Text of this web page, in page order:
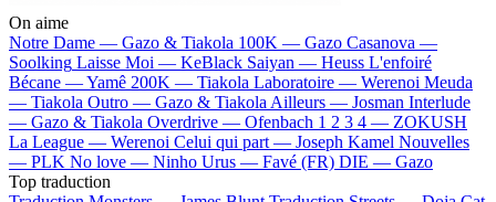
On aime
Notre Dame — Gazo & Tiakola 100K — Gazo Casanova —
Soolking Laisse Moi — KeBlack Saiyan — Heuss L'enfoiré
Bécane —Yamê 200K — Tiakola Laboratoire — Werenoi Meuda
— Tiakola Outro — Gazo & TiakolaAilleurs — Josman Interlude
— Gazo & Tiakola Overdrive — Ofenbach 1 2 3 4 — ZOKUSH
La League — Werenoi Celui qui part — Joseph Kamel Nouvelles
— PLK No love — Ninho Urus — Favé (FR) DIE — Gazo
Top traduction